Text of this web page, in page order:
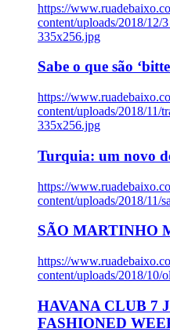
https://
content/uploads/2018/12/
335x256.jpg
Sabe o que são
https://
content/uploads/2018/11/
335x256.jpg
Turquia: um novo
https://
content/uploads/2018/11/
SÃO MARTINHO
https://
content/uploads/2018/10/
HAVANA CLUB 7
FASHIONED